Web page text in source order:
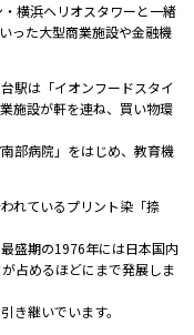
横浜ヘリオスタワーと一緒
った大型商業施設や金融機
駅は「イオンフードスタイ
施設が軒を連ね、買い物環
部病院」をはじめ、教育機
れているプリント染「捺
盛期の1976年には日本国内
占めるほどにまで発展しま
き継いでいます。